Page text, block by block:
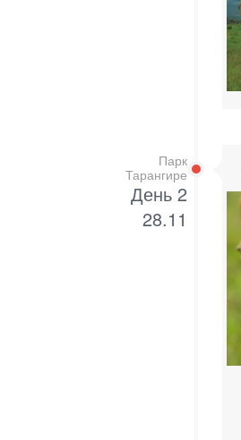
Парк
Тарангире
День 2
28.11